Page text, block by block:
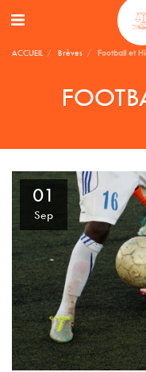
ACCUEIL Brèves Football et
01
Sep